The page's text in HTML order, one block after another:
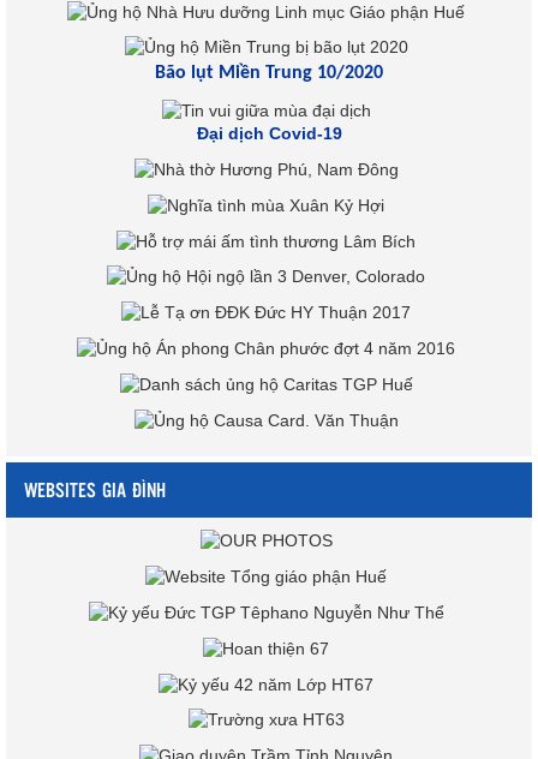
Bão lụt Miền Trung 10/2020
Đại dịch Covid-19
WEBSITES GIA ĐÌNH